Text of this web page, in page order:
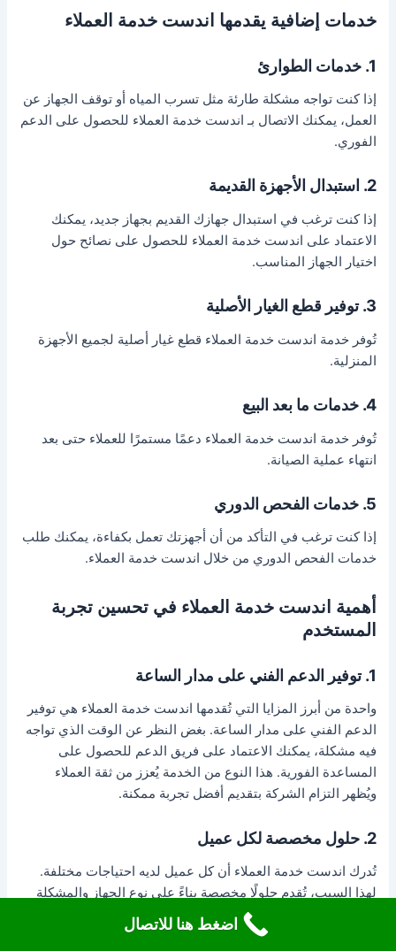
خدمات إضافية يقدمها اندست خدمة العملاء
1. خدمات الطوارئ
إذا كنت تواجه مشكلة طارئة مثل تسرب المياه أو توقف الجهاز عن
العمل، يمكنك الاتصال بـ اندست خدمة العملاء للحصول على الدعم
الفوري.
2. استبدال الأجهزة القديمة
إذا كنت ترغب في استبدال جهازك القديم بجهاز جديد، يمكنك
الاعتماد على اندست خدمة العملاء للحصول على نصائح حول
اختيار الجهاز المناسب.
3. توفير قطع الغيار الأصلية
تُوفر خدمة اندست خدمة العملاء قطع غيار أصلية لجميع الأجهزة
المنزلية.
4. خدمات ما بعد البيع
تُوفر خدمة اندست خدمة العملاء دعمًا مستمرًا للعملاء حتى بعد
انتهاء عملية الصيانة.
5. خدمات الفحص الدوري
إذا كنت ترغب في التأكد من أن أجهزتك تعمل بكفاءة، يمكنك طلب
خدمات الفحص الدوري من خلال اندست خدمة العملاء.
أهمية اندست خدمة العملاء في تحسين تجربة
المستخدم
1. توفير الدعم الفني على مدار الساعة
واحدة من أبرز المزايا التي تُقدمها اندست خدمة العملاء هي توفير
الدعم الفني على مدار الساعة. بغض النظر عن الوقت الذي تواجه
فيه مشكلة، يمكنك الاعتماد على فريق الدعم للحصول على
المساعدة الفورية. هذا النوع من الخدمة يُعزز من ثقة العملاء
ويُظهر التزام الشركة بتقديم أفضل تجربة ممكنة.
2. حلول مخصصة لكل عميل
تُدرك اندست خدمة العملاء أن كل عميل لديه احتياجات مختلفة.
لهذا السبب، تُقدم حلولًا مخصصة بناءً على نوع الجهاز والمشكلة
التي تواجهها. سواء كنت بحاجة إلى إصلاح بسيط أو استبدال أجزاء
معقدة، فإن فريق الدعم الفني سيعمل على تقديم الحل الأنسب
اضغط هنا للاتصال